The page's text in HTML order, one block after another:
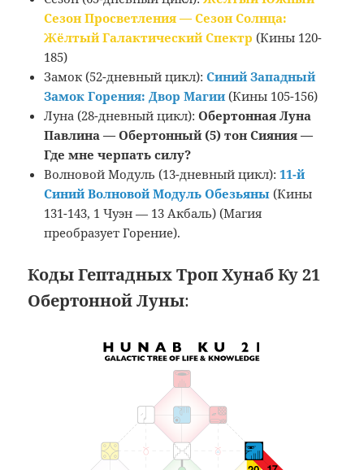
Сезон Просветления — Сезон Солнца:
Жёлтый Галактический Спектр (Кины 120-
185)
Замок (52-дневный цикл):Синий Западный
Замок Горения: Двор Магии (Кины 105-156)
Луна (28-дневный цикл):Обертонная Луна
Павлина — Обертонный (5) тон Сияния —
Где мне черпать силу?
Волновой Модуль (13-дневный цикл):11-й
Синий Волновой Модуль Обезьяны(Кины
131-143, 1 Чуэн — 13 Акбаль) (Магия
преобразует Горение).
Коды Гептадных Троп Хунаб Ку 21
Обертонной Луны: